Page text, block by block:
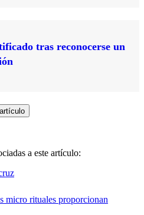
tras reconocerse un
a este artículo:
micro rituales proporcionan